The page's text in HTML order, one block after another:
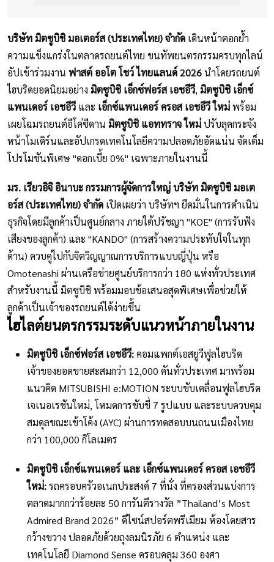
บริษัท มิตซูบิชิ มอเตอร์ส (ประเทศไทย) จำกัด เดินหน้าตอกย้ำ
ความแข็งแกร่งในตลาดรถยนต์ไทย ขนทัพยนตรกรรมครบทุกไลน์
อัปเข้าร่วมงาน ฟาสต์ ออโต โชว์ ไทยแลนด์ 2026นำโดยรถยนต์
ไฮบริดยอดนิยมอย่าง มิตซูบิชิ เอ็กซ์ฟอร์ส เอชอีวี, มิตซูบิชิ เอ็กซ์
แพนเดอร์ เอชอีวี และ เอ็กซ์แพนเดอร์ ครอส เอชอีวี ใหม่พร้อม
เผยโฉมรถยนต์อีโค่ซีดาน มิตซูบิชิ แอททราจ ใหม่ปรับลุคกระจัง
หน้าโมเดิร์นและอัปเกรดเทคโนโลยีความปลอดภัยอัดแน่น จัดเต็ม
โปรโมชันพิเศษ "ดอกเบี้ย 0%" เฉพาะภายในงานนี้
มร. เรียวอิจิ อินาบะ กรรมการผู้จัดการใหญ่ บริษัท มิตซูบิชิ มอเต
อร์ส (ประเทศไทย) จำกัด เปิดเผยว่า บริษัทฯ ยึดมั่นในการดำเนิน
ธุรกิจโดยมีลูกค้าเป็นศูนย์กลาง ภายใต้ปรัชญา "KOE" (การรับฟัง
เสียงของลูกค้า) และ "KANDO" (การสร้างความประทับใจในทุก
ด้าน) ควบคู่ไปกับจิตวิญญาณการบริการแบบญี่ปุ่น หรือ
Omotenashi ผ่านเครือข่ายศูนย์บริการกว่า 180 แห่งทั่วประเทศ
สำหรับงานนี้ มิตซูบิชิ พร้อมมอบข้อเสนอสุดพิเศษเพื่อช่วยให้
ลูกค้าเป็นเจ้าของรถยนต์ได้ง่ายขึ้น
ไฮไลต์ยนตรกรรมระดับแนวหน้าภายในงาน
มิตซูบิชิ เอ็กซ์ฟอร์ส เอชอีวี:คอมแพกต์เอสยูวีฟูลไฮบริด
เจ้าของยอดขายสะสมกว่า 12,000 คันทั่วประเทศ มาพร้อม
แนวคิด MITSUBISHI e:MOTION ระบบขับเคลื่อนฟูลไฮบริด
เจเนอเรชันใหม่, โหมดการขับขี่ 7 รูปแบบ และระบบควบคุม
สมดุลขณะเข้าโค้ง (AYC) ผ่านการทดสอบบนถนนเมืองไทย
กว่า 100,000 กิโลเมตร
มิตซูบิชิ เอ็กซ์แพนเดอร์ และ เอ็กซ์แพนเดอร์ ครอส เอชอีวี
ใหม่:รถครอบครัวอเนกประสงค์ 7 ที่นั่ง ที่ครองส่วนแบ่งการ
ตลาดมากกว่าร้อยละ 50 การันตีรางวัล ”Thailand’s Most
Admired Brand 2026” ดีไซน์สปอร์ตพรีเมียม ห้องโดยสาร
กว้างขวาง ปลอดภัยด้วยถุงลมนิรภัย 6 ตำแหน่ง และ
เทคโนโลยี Diamond Sense ครอบคลุม 360 องศา